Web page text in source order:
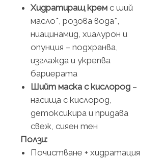
Хидратиращ крем с ший
масло*, розова вода*,
ниацинамид, хиалурон и
опунция – подхранва,
изглажда и укрепва
бариерата
Шийт маска с кислород –
насища с кислород,
детоксикира и придава
свеж, сияен тен
Ползи:
Почистване + хидратация